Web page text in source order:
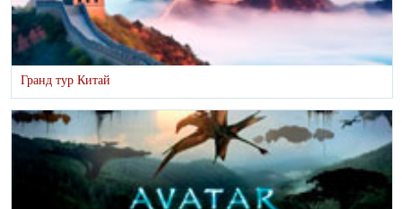
Гранд тур Китай